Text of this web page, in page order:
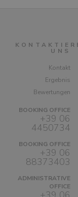
UNS
Kontakt
Ergebnis
Bewertungen
BOOKING OFFICE
+39 06
4450734
BOOKING OFFICE
+39 06
88373403
ADMINISTRATIVE
OFFICE